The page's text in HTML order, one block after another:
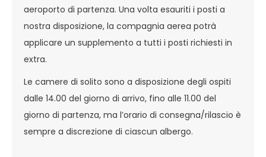
aeroporto di partenza. Una volta esauriti i posti a
nostra disposizione, la compagnia aerea potrà
applicare un supplemento a tutti i posti richiesti in
extra.
Le camere di solito sono a disposizione degli ospiti
dalle 14.00 del giorno di arrivo, fino alle 11.00 del
giorno di partenza, ma l’orario di consegna/rilascio è
sempre a discrezione di ciascun albergo.